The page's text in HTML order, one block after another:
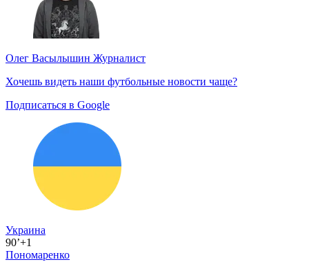
Олег Васылышин Журналист
Хочешь видеть наши футбольные новости чаще?
Подписаться в Google
Украина
90’+1
Пономаренко